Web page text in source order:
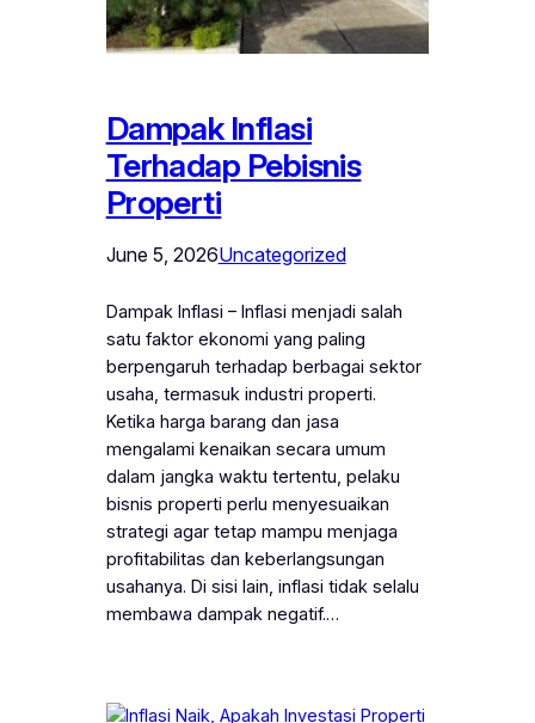
Dampak Inflasi
Terhadap Pebisnis
Properti
June 5, 2026Uncategorized
Dampak Inflasi – Inflasi menjadi salah
satu faktor ekonomi yang paling
berpengaruh terhadap berbagai sektor
usaha, termasuk industri properti.
Ketika harga barang dan jasa
mengalami kenaikan secara umum
dalam jangka waktu tertentu, pelaku
bisnis properti perlu menyesuaikan
strategi agar tetap mampu menjaga
profitabilitas dan keberlangsungan
usahanya. Di sisi lain, inflasi tidak selalu
membawa dampak negatif.…